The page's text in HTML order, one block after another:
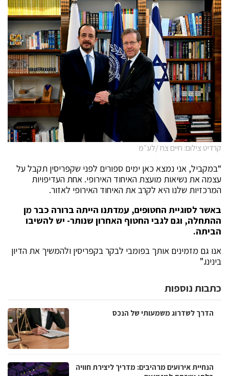
קרדיט צילום: חיים צח /לע״מ
“במקביל, אני נמצא כאן ימים ספורים לפני שקפריסין תקבל על
עצמה את נשיאות מועצת האיחוד האירופי. אחת העדיפויות
המרכזיות שלנו היא לקרב את האיחוד האירופי לאזור.
באשר לסוגיית החטופים, עמדתנו הייתה ברורה כבר מן
ההתחלה, וגם לגבי החטוף האחרון שנותר- יש להשיבו
הביתה.
אנו גם מזמינים אותך בפומבי לבקר בקפריסין ולהמשיך את הדיון
בינינו.”
כתבות נוספות
הדרך לשדרוג משמעותי של הנכס
הנחיית אירועים מרהיבים: מדריך ליצירת חוויה